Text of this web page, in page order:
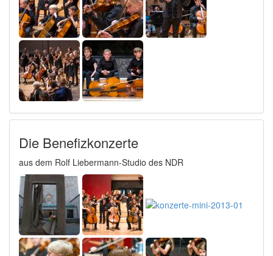
Die Benefizkonzerte
aus dem Rolf Liebermann-Studio des NDR